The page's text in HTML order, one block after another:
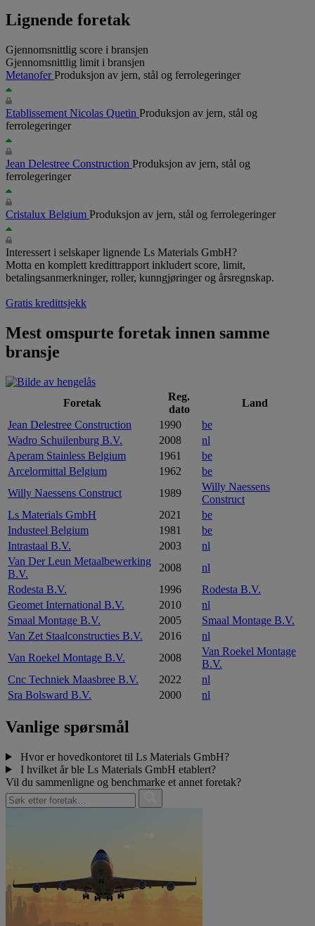
Lignende foretak
Gjennomsnittlig score i bransjen
Gjennomsnittlig limit i bransjen
MetanoferProduksjon av jern, stål og ferrolegeringer
Etablissement Nicolas Quetin Produksjon av jern, stål og
ferrolegeringer
Jean Delestree Construction Produksjon av jern, stål og
ferrolegeringer
Cristalux Belgium Produksjon av jern, stål og ferrolegeringer
Interessert i selskaper lignende Ls Materials GmbH?
Motta en komplett kredittrapport inkludert score, limit,
betalingsanmerkninger, roller, kunngjøringer og årsregnskap.
Gratis kredittsjekk
Mest omspurte foretak innen samme
bransje
Foretak
Reg.
dato
Land
Jean Delestree Construction
1990
be
Wadro Schuilenburg B.V.
2008
nl
Aperam Stainless Belgium
1961
be
Arcelormittal Belgium
1962
be
Willy Naessens Construct
1989
Willy Naessens
Construct
Ls Materials GmbH
2021
be
Industeel Belgium
1981
be
Intrastaal B.V.
2003
nl
Van Der Leun Metaalbewerking
B.V.
2008
nl
Rodesta B.V.
1996
Rodesta B.V.
Geomet International B.V.
2010
nl
Smaal Montage B.V.
2005
Smaal Montage B.V.
Van Zet Staalconstructies B.V.
2016
nl
Van Roekel Montage B.V.
2008
Van Roekel Montage
B.V.
Cnc Techniek Maasbree B.V.
2022
nl
Sra Bolsward B.V.
2000 nl
Vanlige spørsmål
Hvor er hovedkontoret til Ls Materials GmbH?
I hvilket år ble Ls Materials GmbH etablert?
Vil du sammenligne og benchmarke et annet foretak?